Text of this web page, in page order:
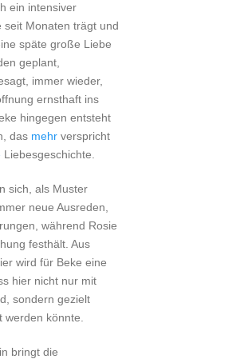
ein intensiver
seit Monaten trägt und
späte große Liebe
geplant,
immer wieder,
ernsthaft ins
hingegen entsteht
das mehrverspricht
Liebesgeschichte.
sich, als Muster
neue Ausreden,
während Rosie
festhält. Aus
wird für Beke eine
hier nicht nur mit
sondern gezielt
könnte.
bringt die